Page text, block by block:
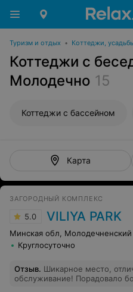
Туризм и отдых • Коттеджи,
Коттеджи с
Молодечно 15
Коттеджи с бассейном
Карта
ЗАГОРОДНЫЙ КОМПЛЕКС
5.0 VILIYA PARK
Круглосуточно
Отзыв. Шикарное место,
обслуживание! Порадовало